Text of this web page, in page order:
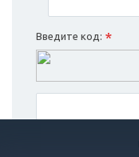
Введите код: *